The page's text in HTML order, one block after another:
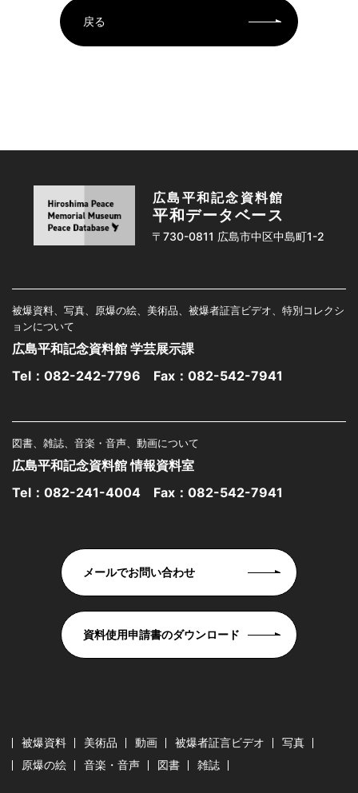
戻る
広島平和記念資料館
平和データベース
〒730-0811 広島市中区中島町1-2
被爆資料、写真、原爆の絵、美術品、被爆者証言ビデオ、特別コレクシ
ョンについて
広島平和記念資料館 学芸展示課
Tel： 082-242-7796 Fax：082-542-7941
図書、雑誌、音楽・音声、動画について
広島平和記念資料館 情報資料室
Tel： 082-241-4004 Fax：082-542-7941
メールでお問い合わせ
資料使用申請書のダウンロード
被爆資料 美術品 動画 被爆者証言ビデオ
写真
原爆の絵
音楽・音声 図書 雑誌